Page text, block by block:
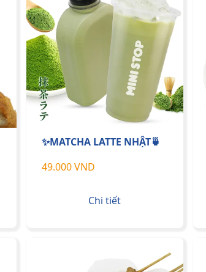
✨MATCHA LATTE NHẬT🍵
49.000 VND
Chi tiết